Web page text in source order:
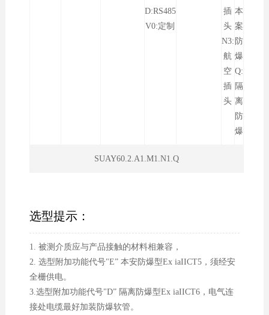
D:RS485
V0:定制
插
头
N3:
航
空
插
头
本
案
防
爆
Q:
隔
离
防
爆
SUAY60.2.A1.M1.N1.Q
选型提示：
1. 被测介质应与产品接触的材料相兼容，
2. 选型附加功能代号"E” 本安防爆型Ex iaIICT5，须经安
全栅供电。
3.选型附加功能代号"D” 隔离防爆型Ex iaIICT6，电气连
接处电缆最好加装防爆软管。